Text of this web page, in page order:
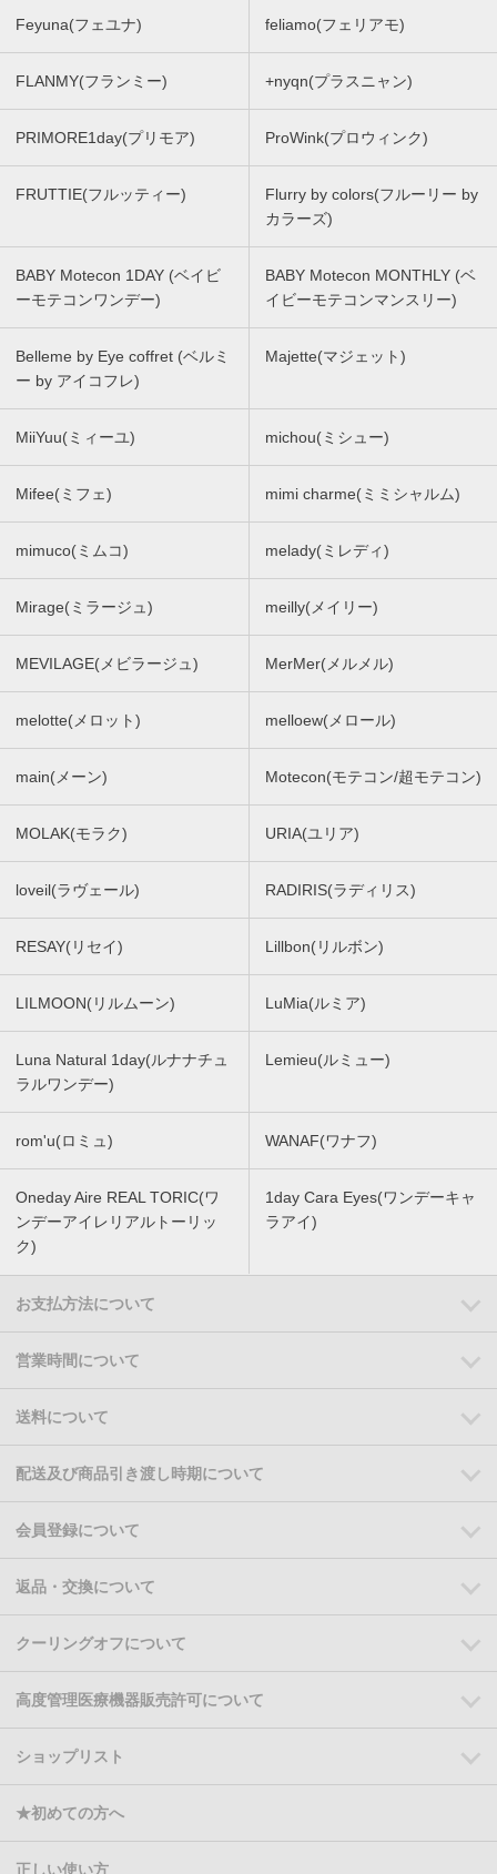
Feyuna(フェユナ) feliamo(フェリアモ)
FLANMY(フランミー) +nyqn(プラスニャン)
PRIMORE1day(プリモア) ProWink(プロウィンク)
FRUTTIE(フルッティー)
Flurry by colors(フルーリー by
カラーズ)
BABY Motecon 1DAY (ベイビ
ーモテコンワンデー)
BABY Motecon MONTHLY (ベ
イビーモテコンマンスリー)
Belleme by Eye coffret (ベルミ
ー by アイコフレ)
Majette(マジェット)
MiiYuu(ミィーユ) michou(ミシュー)
Mifee(ミフェ) mimi charme(ミミシャルム)
mimuco(ミムコ) melady(ミレディ)
Mirage(ミラージュ) meilly(メイリー)
MEVILAGE(メビラージュ) MerMer(メルメル)
melotte(メロット) melloew(メロール)
main(メーン) Motecon(モテコン/超モテコン)
MOLAK(モラク) URIA(ユリア)
loveil(ラヴェール) RADIRIS(ラディリス)
RESAY(リセイ) Lillbon(リルボン)
LILMOON(リルムーン) LuMia(ルミア)
Luna Natural 1day(ルナナチュ
ラルワンデー)
Lemieu(ルミュー)
rom'u(ロミュ) WANAF(ワナフ)
Oneday Aire REAL TORIC(ワ
ンデーアイレリアルトーリッ
ク)
1day Cara Eyes(ワンデーキャ
ラアイ)
お支払方法について
営業時間について
送料について
配送及び商品引き渡し時期について
会員登録について
返品・交換について
クーリングオフについて
高度管理医療機器販売許可について
ショップリスト
★初めての方へ
正しい使い方